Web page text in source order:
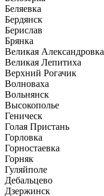
Беляевка
Бердянск
Берислав
Брянка
Великая Александровка
Великая Лепитиха
Верхний Рогачик
Волноваха
Вольнянск
Высокополье
Геническ
Голая Пристань
Горловка
Горностаевка
Горняк
Гуляйполе
Дебальцево
Дзержинск